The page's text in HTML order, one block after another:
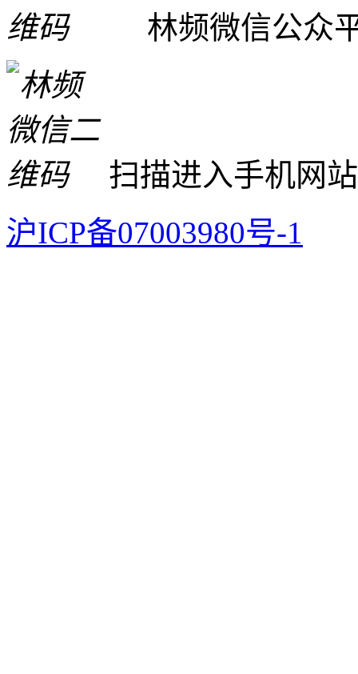
林频微信公众
扫描进入手机网
沪ICP备07003980号-1